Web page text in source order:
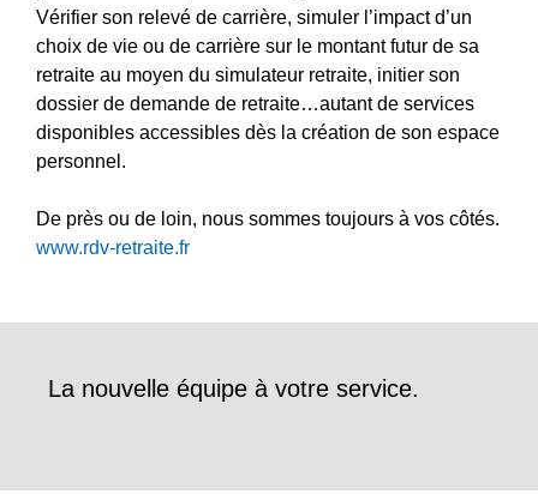
Vérifier son relevé de carrière, simuler l’impact d’un
choix de vie ou de carrière sur le montant futur de sa
retraite au moyen du simulateur retraite, initier son
dossier de demande de retraite…autant de services
disponibles accessibles dès la création de son espace
personnel.
De près ou de loin, nous sommes toujours à vos côtés.
www.rdv-retraite.fr
La nouvelle équipe à votre service.